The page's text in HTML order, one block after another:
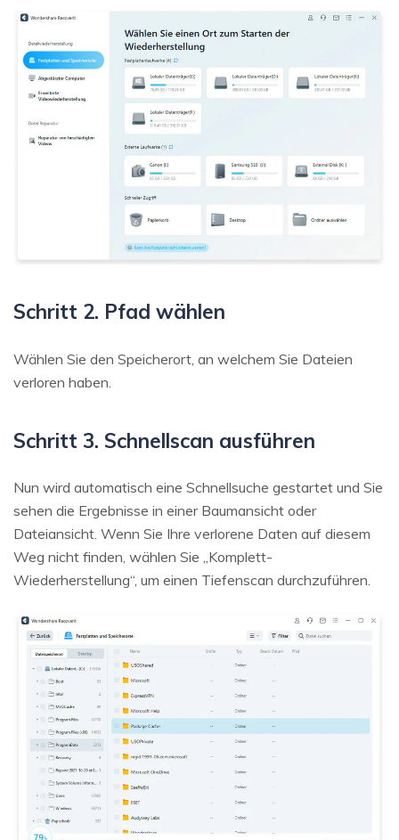
Schritt 2. Pfad wählen
Wählen Sie den Speicherort, an welchem Sie Dateien
verloren haben.
Schritt 3. Schnellscan ausführen
Nun wird automatisch eine Schnellsuche gestartet und Sie
sehen die Ergebnisse in einer Baumansicht oder
Dateiansicht. Wenn Sie Ihre verlorene Daten auf diesem
Weg nicht finden, wählen Sie „Komplett-
Wiederherstellung“, um einen Tiefenscan durchzuführen.